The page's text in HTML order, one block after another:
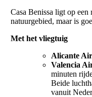
Casa Benissa ligt op een
natuurgebied, maar is
Met het vliegtuig
Alicante
Valencia
minuten
Beide
vanuit